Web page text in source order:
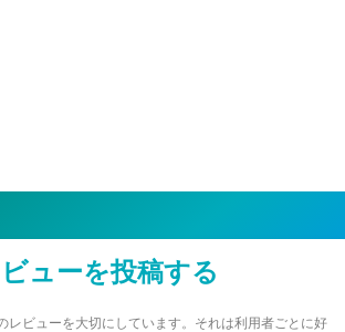
ューを投稿する
レビューを大切にしています。それは利用者ごとに好